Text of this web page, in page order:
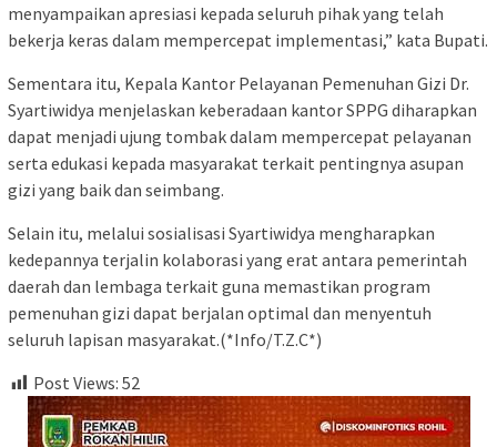
menyampaikan apresiasi kepada seluruh pihak yang telah
bekerja keras dalam mempercepat implementasi,” kata Bupati.
Sementara itu, Kepala Kantor Pelayanan Pemenuhan Gizi Dr.
Syartiwidya menjelaskan keberadaan kantor SPPG diharapkan
dapat menjadi ujung tombak dalam mempercepat pelayanan
serta edukasi kepada masyarakat terkait pentingnya asupan
gizi yang baik dan seimbang.
Selain itu, melalui sosialisasi Syartiwidya mengharapkan
kedepannya terjalin kolaborasi yang erat antara pemerintah
daerah dan lembaga terkait guna memastikan program
pemenuhan gizi dapat berjalan optimal dan menyentuh
seluruh lapisan masyarakat.(*Info/T.Z.C*)
Post Views: 52